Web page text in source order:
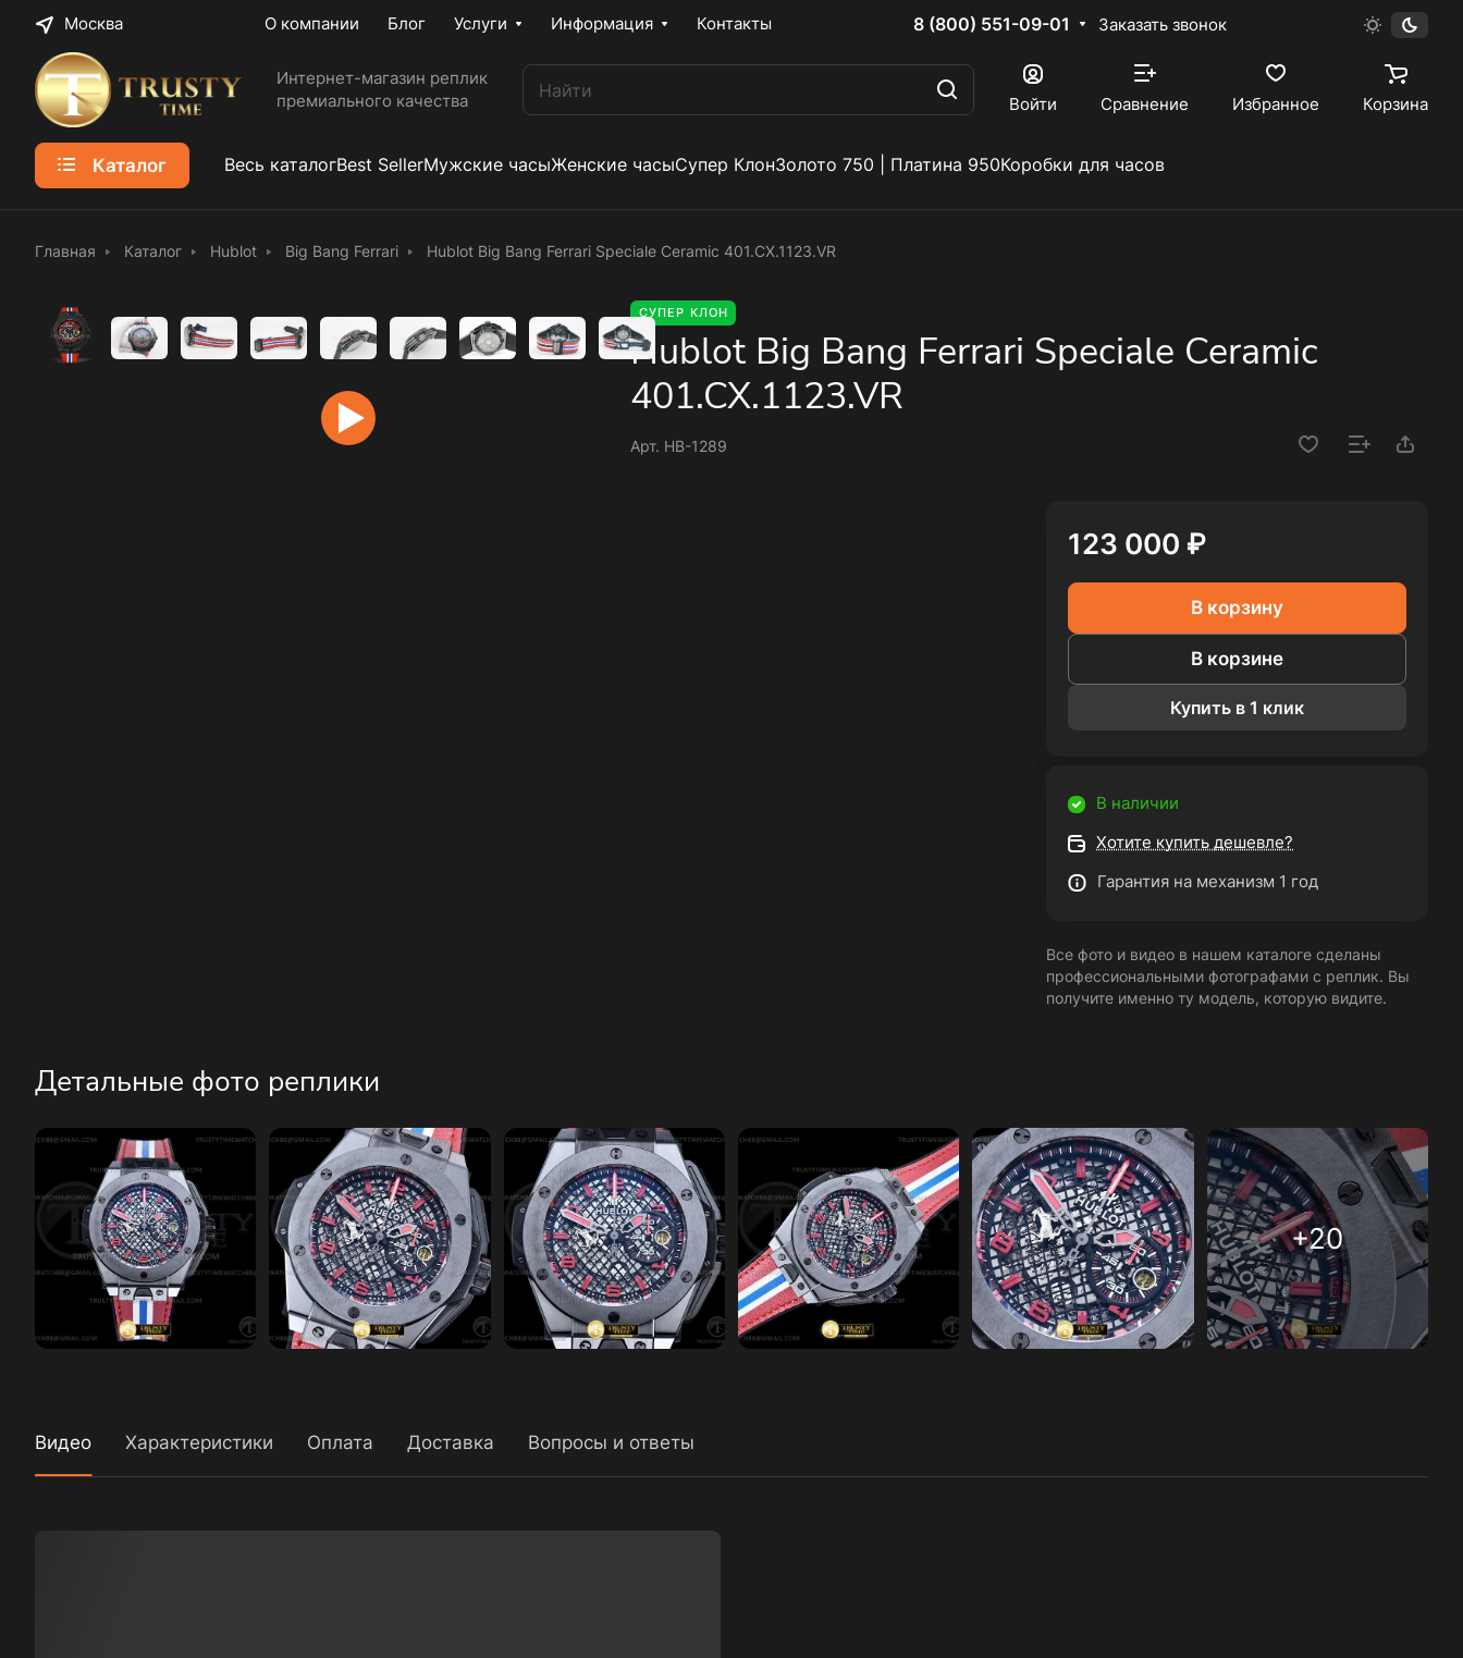
Москва О компании Блог Услуги Информация Контакты 8 (800) 551-09-01 Заказать звонок
Интернет-магазин реплик
премиального качества
Войти Сравнение Избранное Корзина
Каталог Весь каталогBest SellerМужские часыЖенские часыСупер КлонЗолото 750 | Платина 950Коробки для часов
Главная Каталог Hublot Big Bang Ferrari Hublot Big Bang Ferrari Speciale Ceramic 401.CX.1123.VR
СУПЕР КЛОН
Hublot Big Bang Ferrari Speciale Ceramic
401.CX.1123.VR
Арт. HB-1289
123 000 ₽
В корзину
В корзине
Купить в 1 клик
В наличии
Хотите купить дешевле?
Гарантия на механизм 1 год
Все фото и видео в нашем каталоге сделаны
профессиональными фотографами с реплик. Вы
получите именно ту модель, которую видите.
Детальные фото реплики
Видео Характеристики Оплата Доставка Вопросы и ответы